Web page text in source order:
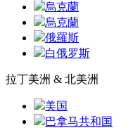
烏克蘭
烏克蘭
俄羅斯
白俄罗斯
拉丁美洲 & 北美洲
美国
巴拿马共和国